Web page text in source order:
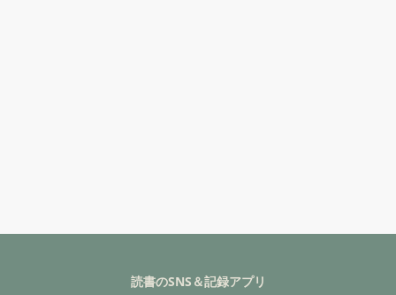
読書のSNS＆記録アプリ